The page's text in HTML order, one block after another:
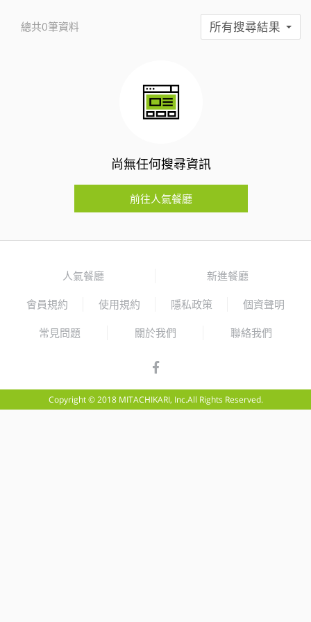
總共0筆資料 所有搜尋結果
尚無任何搜尋資訊
前往人氣餐廳
人氣餐廳 新進餐廳
會員規約 使用規約 隱私政策 個資聲明
常見問題 關於我們 聯絡我們
Copyright © 2018 MITACHIKARI, Inc.All Rights Reserved.